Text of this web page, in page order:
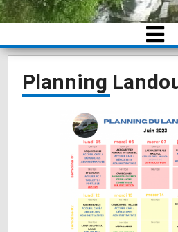
Planning